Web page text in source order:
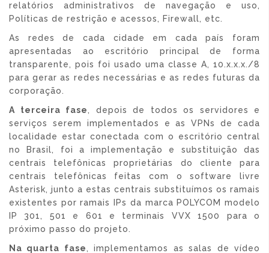
relatórios administrativos de navegação e uso,
Políticas de restrição e acessos, Firewall, etc.
As redes de cada cidade em cada país foram
apresentadas ao escritório principal de forma
transparente, pois foi usado uma classe A, 10.x.x.x./8
para gerar as redes necessárias e as redes futuras da
corporação.
A terceira fase, depois de todos os servidores e
serviços serem implementados e as VPNs de cada
localidade estar conectada com o escritório central
no Brasil, foi a implementação e substituição das
centrais telefônicas proprietárias do cliente para
centrais telefônicas feitas com o software livre
Asterisk, junto a estas centrais substituímos os ramais
existentes por ramais IPs da marca POLYCOM modelo
IP 301, 501 e 601 e terminais VVX 1500 para o
próximo passo do projeto.
Na quarta fase, implementamos as salas de vídeo